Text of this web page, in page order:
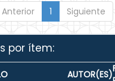
Anterior 1 Siguiente
por ítem:
AUTOR(ES)